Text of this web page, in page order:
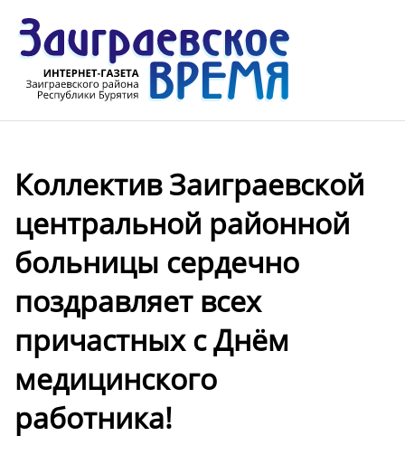
Коллектив Заиграевской
центральной районной
больницы сердечно
поздравляет всех
причастных с Днём
медицинского
работника!